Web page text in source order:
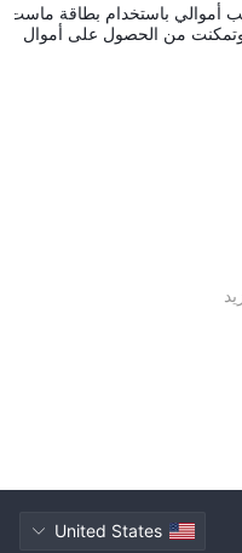
باستخدام بطاقة ماست
من الحصول على أموال
United States